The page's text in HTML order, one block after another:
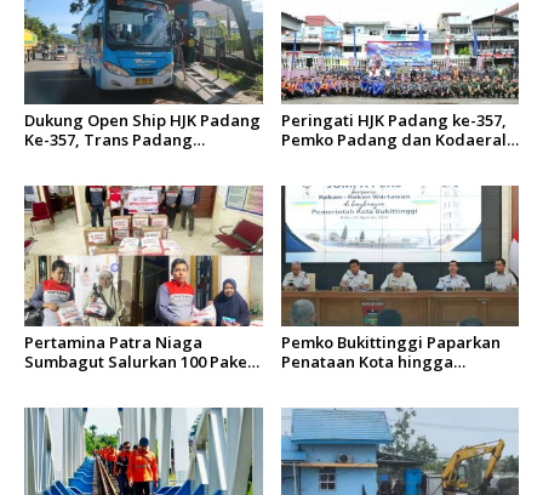
Dukung Open Ship HJK Padang
Ke-357, Trans Padang
Peringati HJK Padang ke-357,
Pemko Padang dan Kodaeral
Pertamina Patra Niaga
Sumbagut Salurkan 100 Paket
Pemko Bukittinggi Paparkan
Penataan Kota hingga